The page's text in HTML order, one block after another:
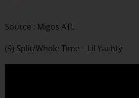
Source : Migos ATL
(9) Split/Whole Time – Lil Yachty